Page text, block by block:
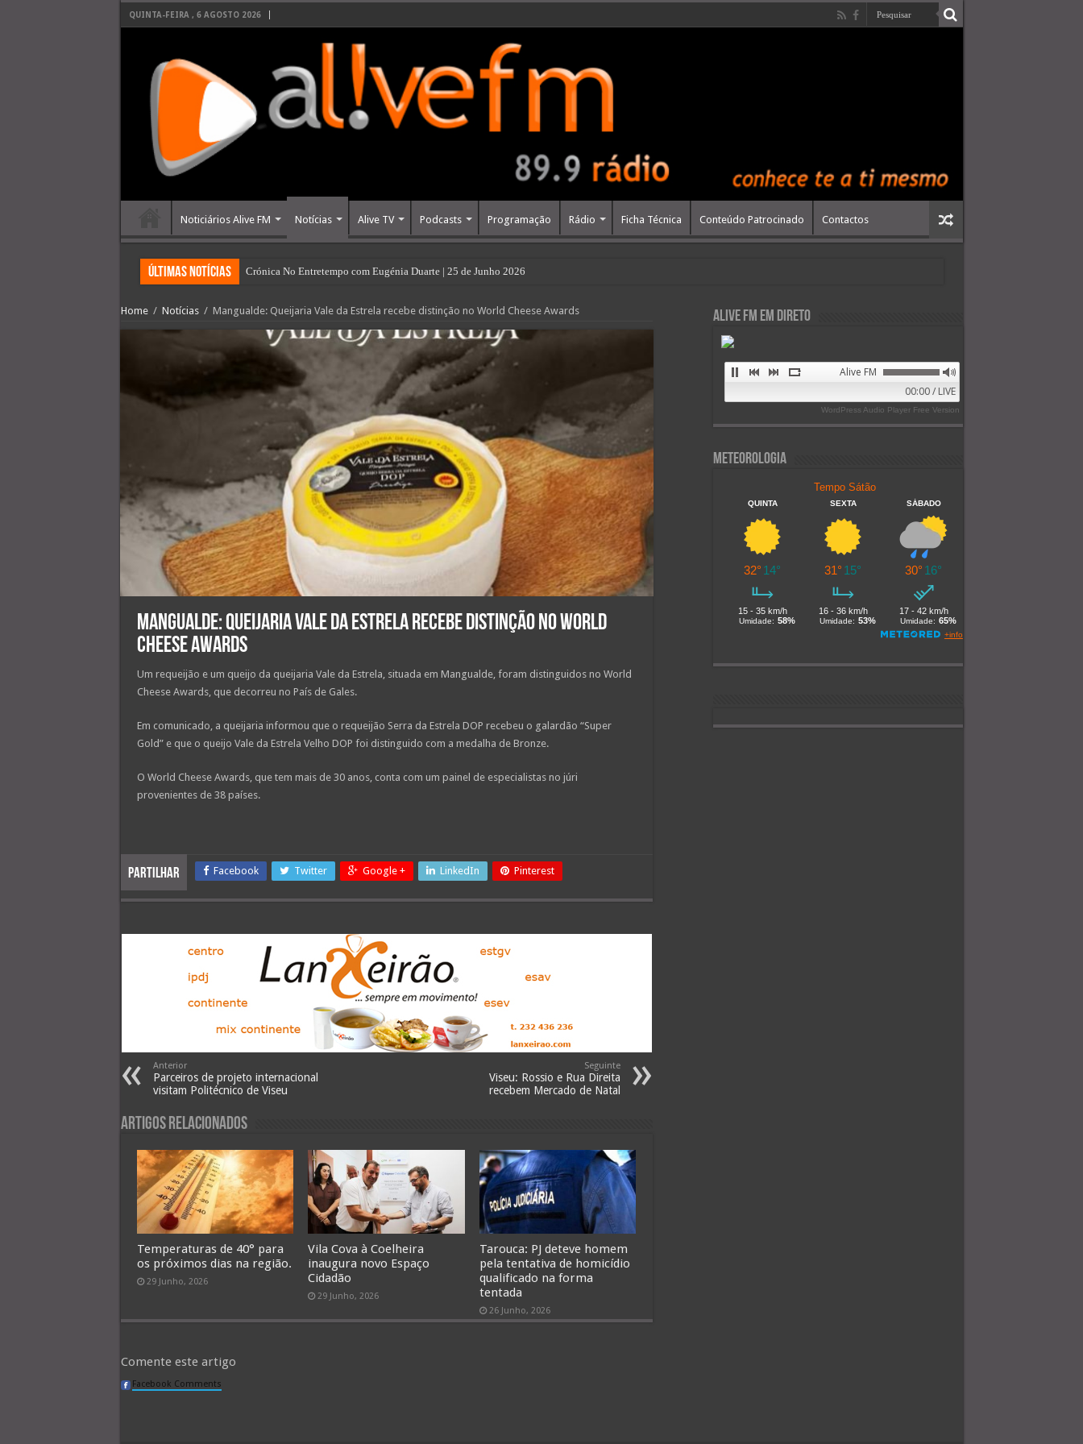
QUINTA-FEIRA , 6 AGOSTO 2026
Noticiários Alive FM Notícias Alive TV Podcasts Programação Rádio Ficha Técnica Conteúdo Patrocinado Contactos
últimas Notícias Crónica No Entretempo com Eugénia Duarte | 25 de Junho 2026
Home / Notícias / Mangualde: Queijaria Vale da Estrela recebe distinção no World Cheese Awards
Mangualde: Queijaria Vale da Estrela recebe distinção no World
Cheese Awards
Um requeijão e um queijo da queijaria Vale da Estrela, situada em Mangualde, foram distinguidos no World
Cheese Awards, que decorreu no País de Gales.
Em comunicado, a queijaria informou que o requeijão Serra da Estrela DOP recebeu o galardão “Super
Gold” e que o queijo Vale da Estrela Velho DOP foi distinguido com a medalha de Bronze.
O World Cheese Awards, que tem mais de 30 anos, conta com um painel de especialistas no júri
provenientes de 38 países.
Partilhar Facebook Twitter Google + LinkedIn Pinterest
Anterior
Parceiros de projeto internacional
visitam Politécnico de Viseu
Seguinte
Viseu: Rossio e Rua Direita
recebem Mercado de Natal
Artigos Relacionados
Temperaturas de 40° para
os próximos dias na região.
29 Junho, 2026
Vila Cova à Coelheira
inaugura novo Espaço
Cidadão
29 Junho, 2026
Tarouca: PJ deteve homem
pela tentativa de homicídio
qualificado na forma
tentada
26 Junho, 2026
Comente este artigo
Facebook Comments
Alive FM em Direto
Alive FM 89.9
00:00 / LIVE
WordPress Audio Player Free Version
Meteorologia